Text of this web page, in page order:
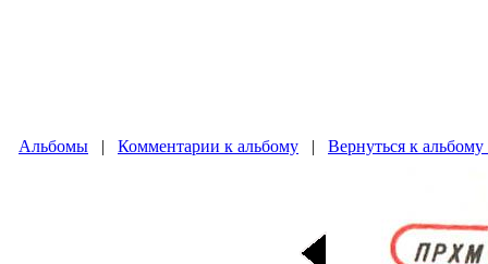
Альбомы | Комментарии к альбому | Вернуться к